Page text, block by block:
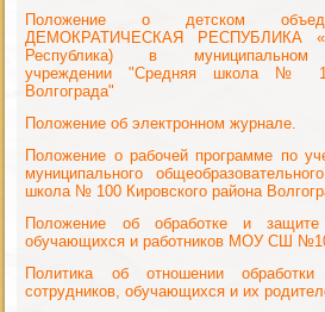
Положение о детском
ДЕМОКРАТИЧЕСКАЯ РЕСПУБЛИКА
Республика) в муниципальном
учреждении "Средняя школа №
Волгограда"
Положение об электронном журнале.
Положение о рабочей программе по
муниципального
школа № 100 Кировского района
Положение об обработке и защите
обучающихся и работников МОУ СШ
Политика об отношении
сотрудников, обучающихся и их